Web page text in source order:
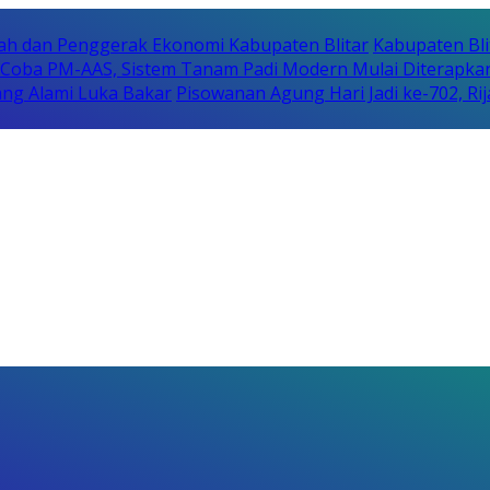
dan Penggerak Ekonomi Kabupaten Blitar Kabupaten
PM-AAS, Sistem Tanam Padi Modern Mulai
Alami Luka Bakar Pisowanan Agung Hari Jadi ke-702,